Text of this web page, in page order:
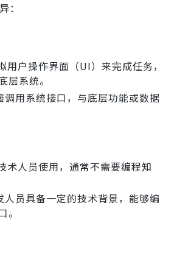
：
用户操作界面（UI）来完成任务，
层系统。
调用系统接口，与底层功能或数据
术人员使用，通常不需要编程知
人员具备一定的技术背景，能够编
。